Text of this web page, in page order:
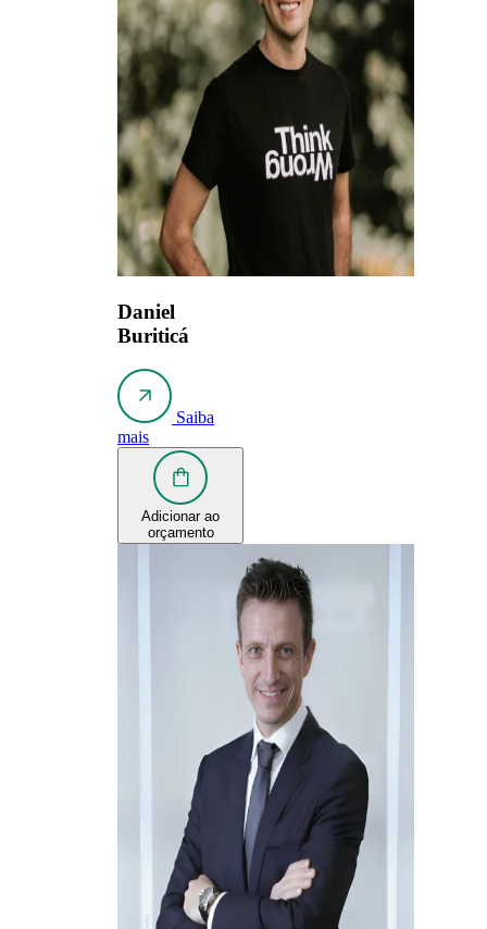
Daniel
Buriticá
Saiba
mais
Adicionar ao
orçamento